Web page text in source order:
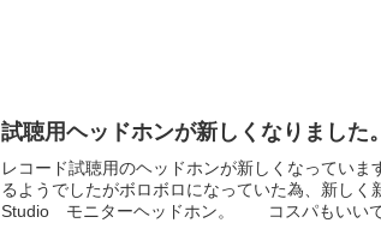
試聴用ヘッドホンが新しくなりました。
レコード試聴用のヘッドホンが新しくなってい
るようでしたがボロボロになっていた為、新し
Studio モニターヘッドホン。 コスパもいい